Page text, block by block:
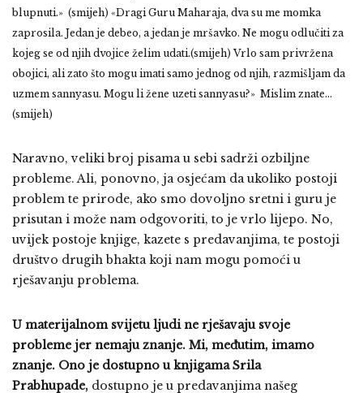
blupnuti.» (smijeh) «Dragi Guru Maharaja, dva su me momka
zaprosila. Jedan je debeo, a jedan je mršavko. Ne mogu odlučiti za
kojeg se od njih dvojice želim udati.(smijeh) Vrlo sam privržena
obojici, ali zato što mogu imati samo jednog od njih, razmišljam da
uzmem sannyasu. Mogu li žene uzeti sannyasu?» Mislim znate…
(smijeh)
Naravno, veliki broj pisama u sebi sadrži ozbiljne
probleme. Ali, ponovno, ja osjećam da ukoliko postoji
problem te prirode, ako smo dovoljno sretni i guru je
prisutan i može nam odgovoriti, to je vrlo lijepo. No,
uvijek postoje knjige, kazete s predavanjima, te postoji
društvo drugih bhakta koji nam mogu pomoći u
rješavanju problema.
U materijalnom svijetu ljudi ne rješavaju svoje
probleme jer nemaju znanje. Mi, međutim, imamo
znanje. Ono je dostupno u knjigama Srila
Prabhupade, dostupno je u predavanjima našeg